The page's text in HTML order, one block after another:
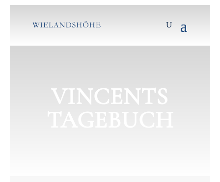
VINCENTS